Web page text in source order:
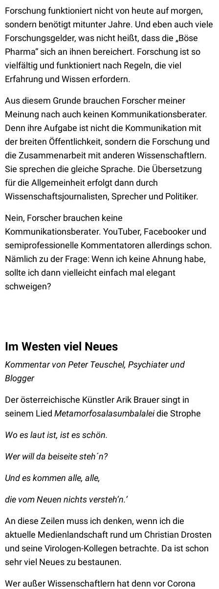
Forschung funktioniert nicht von heute auf morgen,
sondern benötigt mitunter Jahre. Und eben auch viele
Forschungsgelder, was nicht heißt, dass die „Böse
Pharma“ sich an ihnen bereichert. Forschung ist so
vielfältig und funktioniert nach Regeln, die viel
Erfahrung und Wissen erfordern.
Aus diesem Grunde brauchen Forscher meiner
Meinung nach auch keinen Kommunikationsberater.
Denn ihre Aufgabe ist nicht die Kommunikation mit
der breiten Öffentlichkeit, sondern die Forschung und
die Zusammenarbeit mit anderen Wissenschaftlern.
Sie sprechen die gleiche Sprache. Die Übersetzung
für die Allgemeinheit erfolgt dann durch
Wissenschaftsjournalisten, Sprecher und Politiker.
Nein, Forscher brauchen keine
Kommunikationsberater. YouTuber, Facebooker und
semiprofessionelle Kommentatoren allerdings schon.
Nämlich zu der Frage: Wenn ich keine Ahnung habe,
sollte ich dann vielleicht einfach mal elegant
schweigen?
Im Westen viel Neues
Kommentar von Peter Teuschel, Psychiater und
Blogger
Der österreichische Künstler Arik Brauer singt in
seinem Lied Metamorfosalasumbalaleidie Strophe
Wo es laut ist, ist es schön.
Wer will da beiseite steh´n?
Und es kommen alle, alle,
die vom Neuen nichts versteh’n.‘
An diese Zeilen muss ich denken, wenn ich die
aktuelle Medienlandschaft rund um Christian Drosten
und seine Virologen-Kollegen betrachte. Da ist schon
sehr viel Neues zu bestaunen.
Wer außer Wissenschaftlern hat denn vor Corona